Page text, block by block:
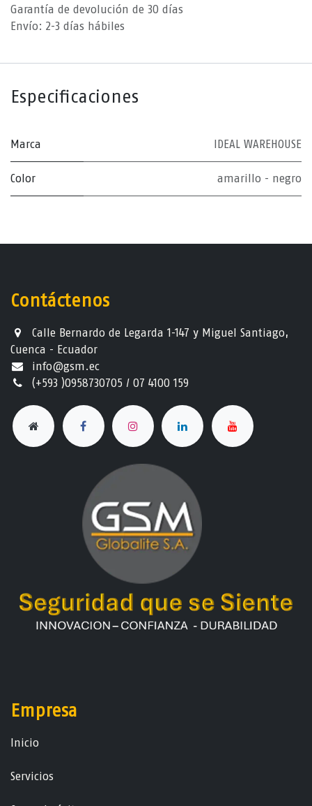
Garantía de devolución de 30 días
Envío: 2-3 días hábiles
Especificaciones
Marca IDEAL WAREHOUSE
Color amarillo - negro
Contáctenos
Calle Bernardo de Legarda 1-147 y Miguel Santiago,
Cuenca - Ecuador
info@gsm.ec​
(+593 )0958730705 / 07 4100 159
Empresa
Ini​ci​o
Servicios